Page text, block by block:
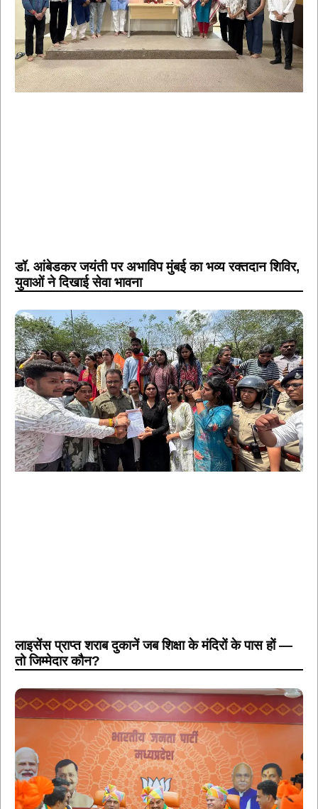
डॉ. आंबेडकर जयंती पर अभाविप मुंबई का भव्य रक्तदान शिविर,
युवाओं ने दिखाई सेवा भावना
लाइसेंस प्राप्त शराब दुकानें जब शिक्षा के मंदिरों के पास हों —
तो जिम्मेदार कौन?